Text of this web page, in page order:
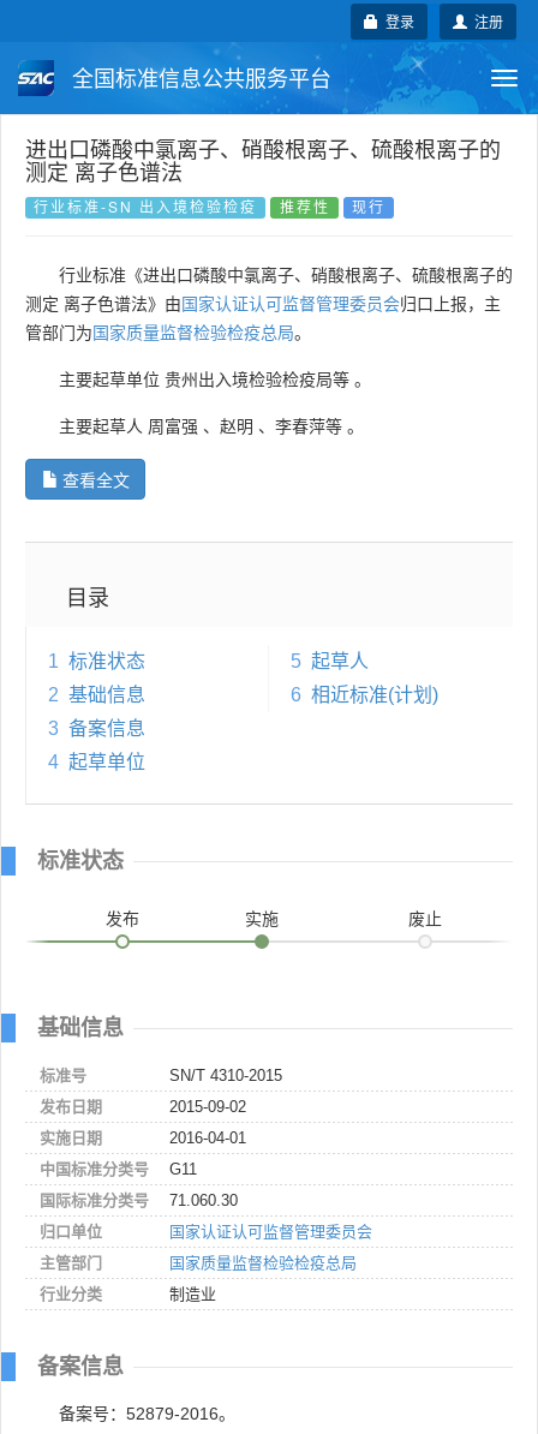
注册
登录
全国标准信息公共服务平台
国家标准 行业标准 地方标准
团体标准 企业标准
国外标准 技术委员会
进出口磷酸中氯离子、硝酸根离子、硫酸根离子的
测定 离子色谱法
行业标准-SN 出入境检验检疫 推荐性 现行
行业标准《进出口磷酸中氯离子、硝酸根离子、硫酸根离子的
测定 离子色谱法》由国家认证认可监督管理委员会归口上报，主
管部门为国家质量监督检验检疫总局。
主要起草单位 贵州出入境检验检疫局等 。
主要起草人 周富强 、 赵明 、 李春萍等 。
查看全文
目录
1 标准状态
2 基础信息
3 备案信息
4 起草单位
5 起草人
6 相近标准(计划)
标准状态
发布 实施 废止
基础信息
标准号
SN/T 4310-2015
发布日期
2015-09-02
实施日期
2016-04-01
中国标准分类号
G11
国际标准分类号
71.060.30
归口单位
国家认证认可监督管理委员会
主管部门
国家质量监督检验检疫总局
行业分类
制造业
备案信息
备案号：52879-2016。